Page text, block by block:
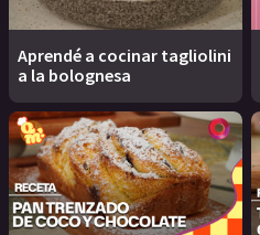
Aprendé a cocinar tagliolini
a la bolognesa